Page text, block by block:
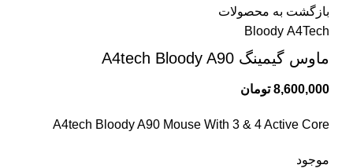
بازگشت به محصولات
A4Tech
Bloody
ماوس گیمینگ A4tech Bloody A90
8,600,000 تومان
A4tech Bloody A90 Mouse With 3 & 4 Active Core
موجود